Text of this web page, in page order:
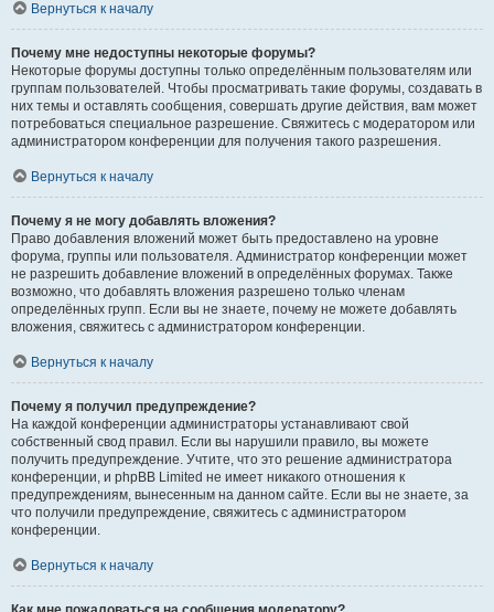
Вернуться к началу
Почему мне недоступны некоторые форумы?
Некоторые форумы доступны только определённым пользователям или
группам пользователей. Чтобы просматривать такие форумы, создавать в
них темы и оставлять сообщения, совершать другие действия, вам может
потребоваться специальное разрешение. Свяжитесь с модератором или
администратором конференции для получения такого разрешения.
Вернуться к началу
Почему я не могу добавлять вложения?
Право добавления вложений может быть предоставлено на уровне
форума, группы или пользователя. Администратор конференции может
не разрешить добавление вложений в определённых форумах. Также
возможно, что добавлять вложения разрешено только членам
определённых групп. Если вы не знаете, почему не можете добавлять
вложения, свяжитесь с администратором конференции.
Вернуться к началу
Почему я получил предупреждение?
На каждой конференции администраторы устанавливают свой
собственный свод правил. Если вы нарушили правило, вы можете
получить предупреждение. Учтите, что это решение администратора
конференции, и phpBB Limited не имеет никакого отношения к
предупреждениям, вынесенным на данном сайте. Если вы не знаете, за
что получили предупреждение, свяжитесь с администратором
конференции.
Вернуться к началу